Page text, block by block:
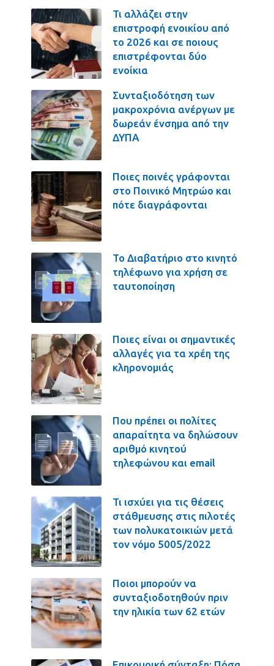
Τι αλλάζει στην
επιστροφή ενοικίου από
το 2026 και σε ποιους
επιστρέφονται δύο
ενοίκια
Συνταξιοδότηση των
μακροχρόνια ανέργων με
δωρεάν ένσημα από την
ΔΥΠΑ
Ποιες ποινές γράφονται
στο Ποινικό Μητρώο και
πότε διαγράφονται
Το Διαβατήριο στο κινητό
τηλέφωνο για χρήση σε
ταυτοποίηση
Ποιες είναι οι σημαντικές
αλλαγές για τα χρέη της
κληρονομιάς
Που πρέπει οι πολίτες
απαραίτητα να δηλώσουν
αριθμό κινητού
τηλεφώνου και email
Τι ισχύει για τις θέσεις
στάθμευσης στις πιλοτές
των πολυκατοικιών μετά
τον νόμο 5005/2022
Ποιοι μπορούν να
συνταξιοδοτηθούν πριν
την ηλικία των 62 ετών